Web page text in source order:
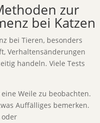
zur
bei Katzen
bei Tieren, besonders
Verhaltensänderungen
handeln. Viele Tests
Weile zu beobachten.
Auffälliges bemerken.
oder